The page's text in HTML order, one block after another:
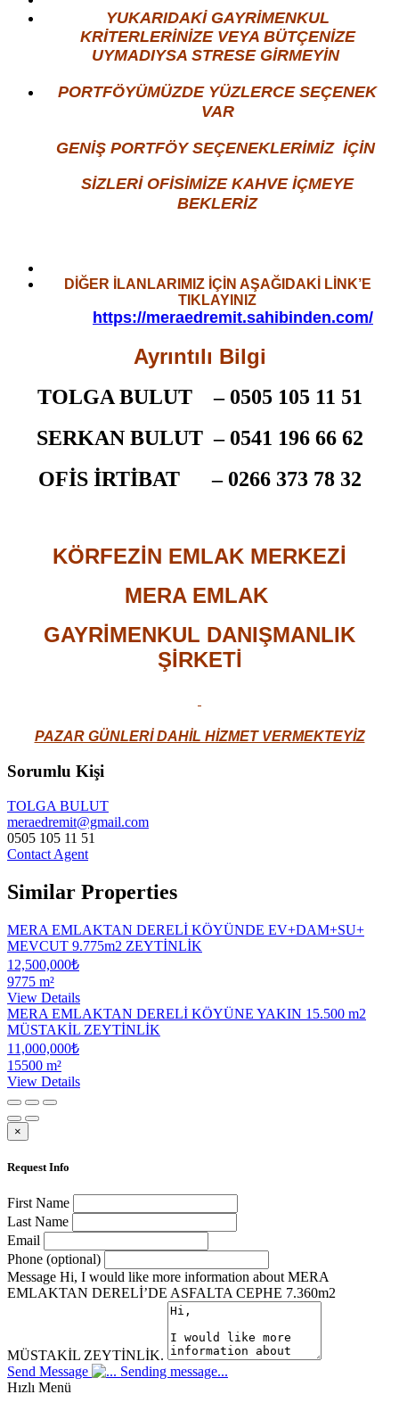
YUKARIDAKİ GAYRİMENKUL
KRİTERLERİNİZE VEYA BÜTÇENİZE
UYMADIYSA STRESE GİRMEYİN
PORTFÖYÜMÜZDE YÜZLERCE SEÇENEK
VAR
GENİŞ PORTFÖY SEÇENEKLERİMİZ İÇİN
SİZLERİ OFİSİMİZE KAHVE İÇMEYE
BEKLERİZ
DİĞER İLANLARIMIZ İÇİN AŞAĞIDAKİ LİNK’E
TIKLAYINIZ
https://meraedremit.sahibinden.com/
Ayrıntılı Bilgi
TOLGA BULUT – 0505 105 11 51
SERKAN BULUT – 0541 196 66 62
OFİS İRTİBAT – 0266 373 78 32
KÖRFEZİN EMLAK MERKEZİ
MERA EMLAK
GAYRİMENKUL DANIŞMANLIK
ŞİRKETİ​
PAZAR GÜNLERİ DAHİL HİZMET VERMEKTEYİZ
Sorumlu Kişi
TOLGA BULUT
meraedremit@gmail.com
0505 105 11 51
Contact Agent
Similar Properties
MERA EMLAKTAN DERELİ KÖYÜNDE EV+DAM+SU+
MEVCUT 9.775m2 ZEYTİNLİK
12,500,000₺
9775 m²
View Details
MERA EMLAKTAN DERELİ KÖYÜNE YAKIN 15.500 m2
MÜSTAKİL ZEYTİNLİK
11,000,000₺
15500 m²
View Details
×
Request Info
First Name
Last Name
Email
Phone (optional)
Message Hi, I would like more information about MERA
EMLAKTAN DERELİ’DE ASFALTA CEPHE 7.360m2
MÜSTAKİL ZEYTİNLİK.
Send Message
Sending message...
Hızlı Menü